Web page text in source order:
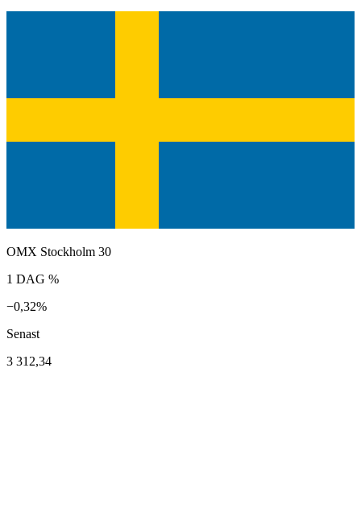
OMX Stockholm 30
1 DAG %
−0,32%
Senast
3 312,34